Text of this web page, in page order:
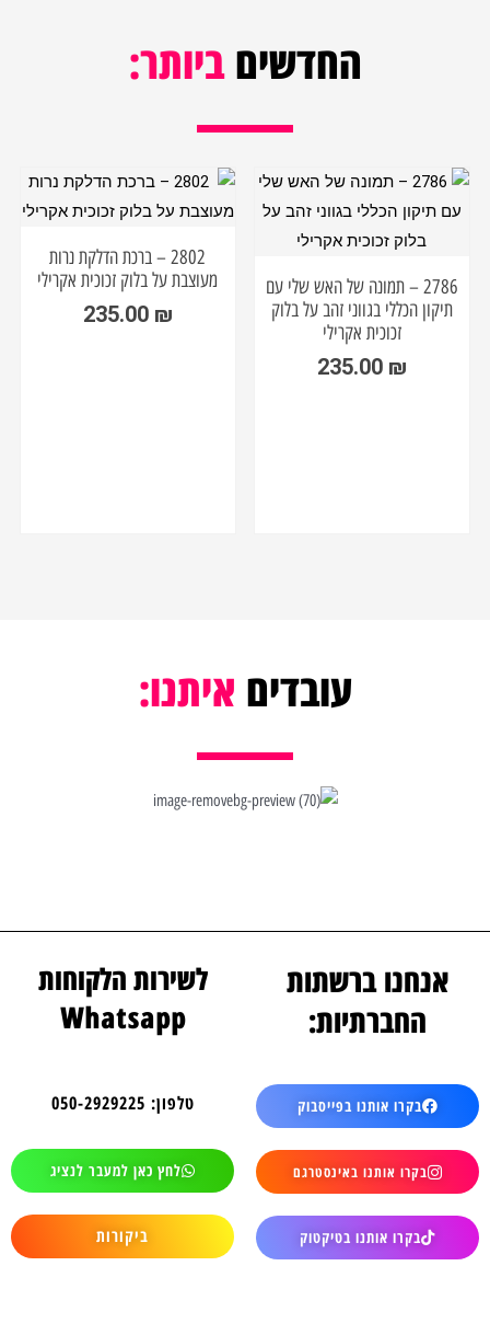
החדשים ביותר:
2802 – ברכת הדלקת נרות
מעוצבת על בלוק זכוכית אקרילי
235.00 ₪
2786 – תמונה של האש שלי עם
תיקון הכללי בגווני זהב על בלוק
זכוכית אקרילי
235.00 ₪
עובדים איתנו:
אנחנו ברשתות
החברתיות:
בקרו אותנו בפייסבוק
בקרו אותנו באינסטרגם
בקרו אותנו בטיקטוק
לשירות הלקוחות
Whatsapp
טלפון: 050-2929225
לחץ כאן למעבר לנציג
ביקורות